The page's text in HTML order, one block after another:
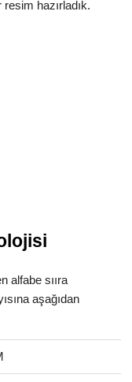
hazırladık.
alfabe sııra
aşağıdan